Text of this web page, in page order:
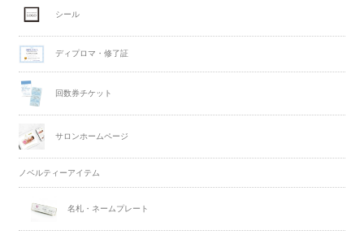
シール
ディプロマ・修了証
回数券チケット
サロンホームページ
ノベルティーアイテム
名札・ネームプレート